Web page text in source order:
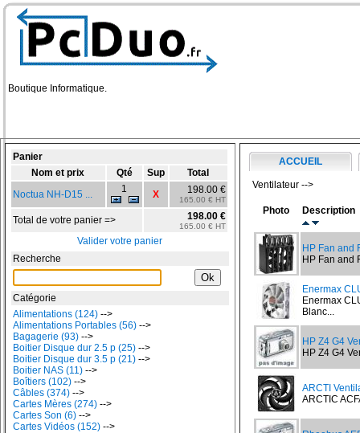
Boutique Informatique.
Panier
Nom et prix
Qté Sup
Total
Noctua NH-D15 ...
1 X 198.00 €
165.00 € HT
Total de votre panier => 198.00 €
165.00 € HT
Valider votre panier
Recherche
Catégorie
Alimentations (124) -->
Alimentations Portables (56) -->
Bagagerie (93) -->
Boitier Disque dur 2.5 p (25) -->
Boitier Disque dur 3.5 p (21) -->
Boitier NAS (11) -->
Boîtiers (102) -->
Câbles (374) -->
Cartes Mères (274) -->
Cartes Son (6) -->
Cartes Vidéos (152) -->
ACCUEIL
Ventilateur -->
Photo Description
HP Fan and
HP Fan and
Enermax
Enermax
Blanc...
HP Z4 G4
HP Z4 G4
ARCTI
ARCTIC